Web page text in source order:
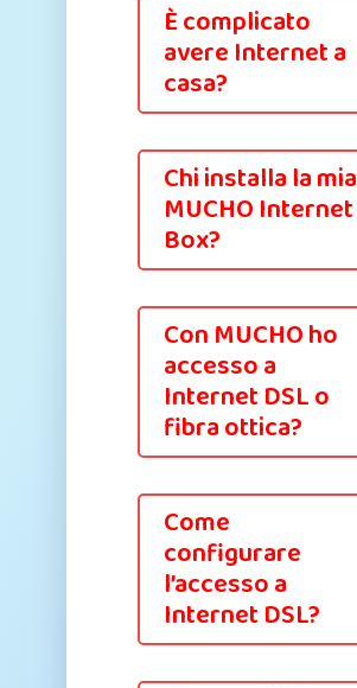
È complicato
avere Internet a
casa?
Chi installa la mia
MUCHO Internet
Box?
Con MUCHO ho
accesso a
Internet DSL o
fibra ottica?
Come
configurare
l’accesso a
Internet DSL?